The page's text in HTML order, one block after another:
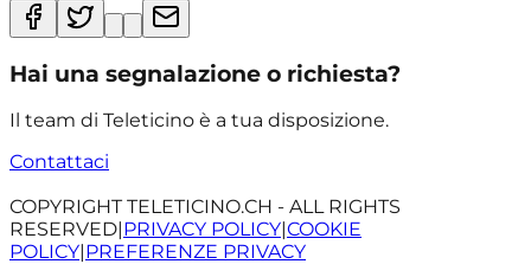
Hai una segnalazione o richiesta?
Il team di Teleticino è a tua disposizione.
Contattaci
COPYRIGHT TELETICINO.CH - ALL RIGHTS
RESERVED|PRIVACY POLICY|COOKIE
POLICY|PREFERENZE PRIVACY